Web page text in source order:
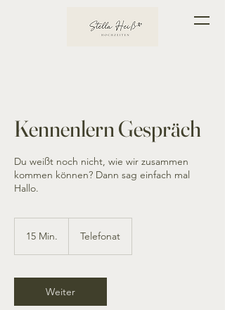
Kennenlern Gespräch
Du weißt noch nicht, wie wir zusammen
kommen können? Dann sag einfach mal
Hallo.
15 Min.
i
n
.
Telefonat
Weiter